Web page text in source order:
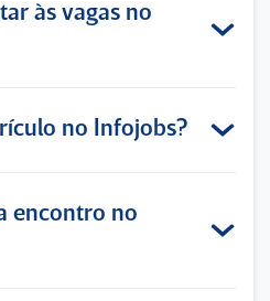
às vagas no
no Infojobs?
encontro no